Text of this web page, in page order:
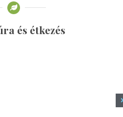
és étkezés